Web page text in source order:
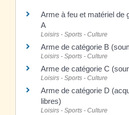
Arme à feu et matériel de
A
Loisirs - Sports - Culture
Arme de catégorie B
Loisirs - Sports - Culture
Arme de catégorie C
Loisirs - Sports - Culture
Arme de catégorie D
libres)
Loisirs - Sports - Culture